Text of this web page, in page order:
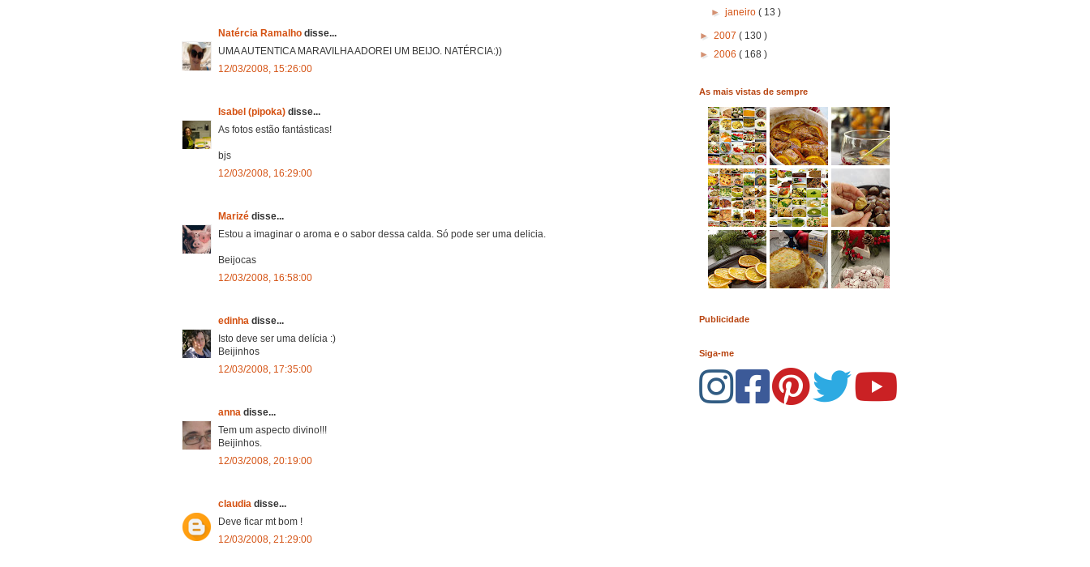
Natércia Ramalho disse...
UMA AUTENTICA MARAVILHA ADOREI UM BEIJO. NATÉRCIA:))
12/03/2008, 15:26:00
Isabel (pipoka) disse...
As fotos estão fantásticas!
bjs
12/03/2008, 16:29:00
Marizé disse...
Estou a imaginar o aroma e o sabor dessa calda. Só pode ser uma delicia.
Beijocas
12/03/2008, 16:58:00
edinha disse...
Isto deve ser uma delícia :)
Beijinhos
12/03/2008, 17:35:00
anna disse...
Tem um aspecto divino!!!
Beijinhos.
12/03/2008, 20:19:00
claudia disse...
Deve ficar mt bom !
12/03/2008, 21:29:00
►janeiro( 13 )
► 2007 ( 130 )
► 2006 ( 168 )
As mais vistas de sempre
Publicidade
Siga-me